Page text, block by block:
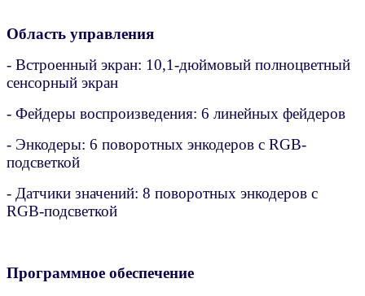
Область управления
- Встроенный экран: 10,1-дюймовый полноцветный
сенсорный экран
- Фейдеры воспроизведения: 6 линейных фейдеров
- Энкодеры: 6 поворотных энкодеров с RGB-
подсветкой
- Датчики значений: 8 поворотных энкодеров с
RGB-подсветкой
Программное обеспечение